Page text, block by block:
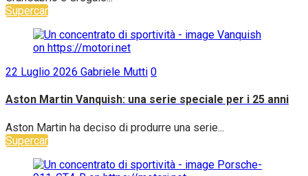
Supercar
22 Luglio 2026 Gabriele Mutti 0
Aston Martin Vanquish: una serie speciale per i 25 anni
Aston Martin ha deciso di produrre una serie...
Supercar